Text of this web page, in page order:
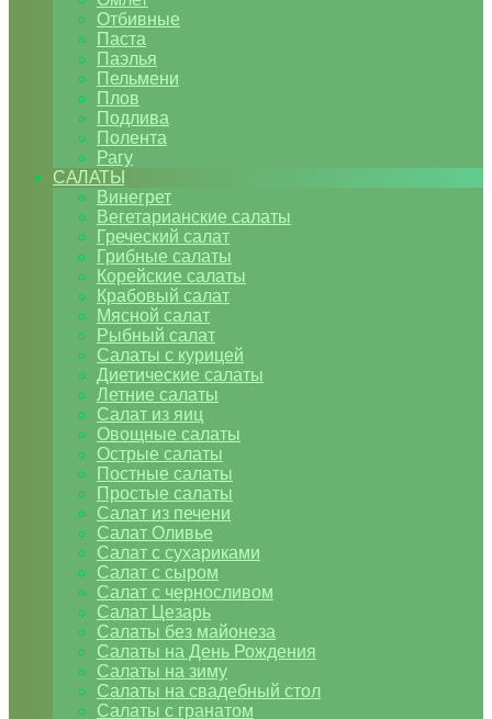
Отбивные
Паста
Паэлья
Пельмени
Плов
Подлива
Полента
Рагу
САЛАТЫ
Винегрет
Вегетарианские салаты
Греческий салат
Грибные салаты
Корейские салаты
Крабовый салат
Мясной салат
Рыбный салат
Салаты с курицей
Диетические салаты
Летние салаты
Салат из яиц
Овощные салаты
Острые салаты
Постные салаты
Простые салаты
Салат из печени
Салат Оливье
Салат с сухариками
Салат с сыром
Салат с черносливом
Салат Цезарь
Салаты без майонеза
Салаты на День Рождения
Салаты на зиму
Салаты на свадебный стол
Салаты с гранатом